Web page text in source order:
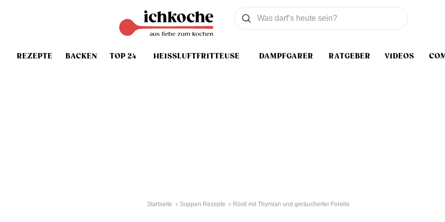
REZEPTE BACKEN TOP 24 HEISSLUFTFRITTEUSE DAMPFGARER RATGEBER VIDEOS
Was wollen Sie suchen
Suchen
Startseite Suppen Rezepte Rösti mit Thymian und geräucherter Forelle